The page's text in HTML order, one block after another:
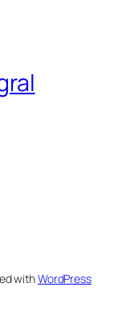
withWordPress